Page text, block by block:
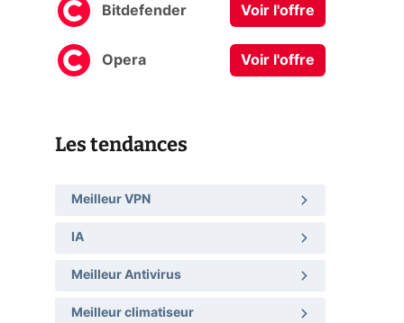
Bitdefender Voir l'offre
Opera Voir l'offre
Les tendances
Meilleur VPN
IA
Meilleur Antivirus
Meilleur climatiseur